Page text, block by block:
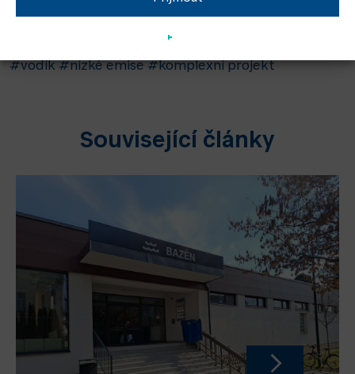
#vodík #nízké emise #komplexní projekt
Související články